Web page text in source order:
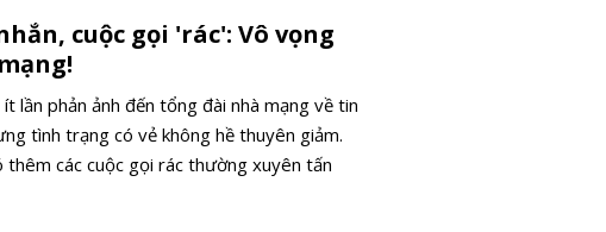
cuộc gọi 'rác': Vô vọng
lần phản ảnh đến tổng đài nhà mạng về tin
tình trạng có vẻ không hề thuyên giảm.
thêm các cuộc gọi rác thường xuyên tấn